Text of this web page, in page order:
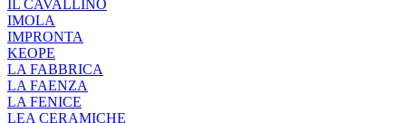
IL CAVALLINO
IMOLA
IMPRONTA
KEOPE
LA FABBRICA
LA FAENZA
LA FENICE
LEA CERAMICHE